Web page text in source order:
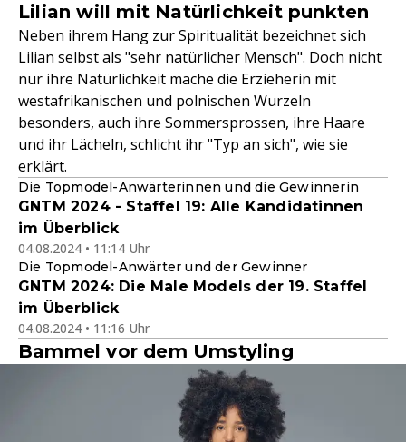
Lilian will mit Natürlichkeit punkten
Neben ihrem Hang zur Spiritualität bezeichnet sich
Lilian selbst als "sehr natürlicher Mensch". Doch nicht
nur ihre Natürlichkeit mache die Erzieherin mit
westafrikanischen und polnischen Wurzeln
besonders, auch ihre Sommersprossen, ihre Haare
und ihr Lächeln, schlicht ihr "Typ an sich", wie sie
erklärt.
Die Topmodel-Anwärterinnen und die Gewinnerin
GNTM 2024 - Staffel 19: Alle Kandidatinnen
im Überblick
04.08.2024 • 11:14 Uhr
Die Topmodel-Anwärter und der Gewinner
GNTM 2024: Die Male Models der 19. Staffel
im Überblick
04.08.2024 • 11:16 Uhr
Bammel vor dem Umstyling